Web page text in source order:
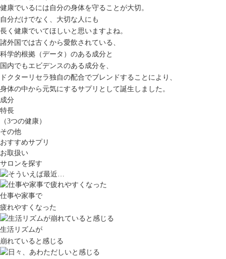
健康でいるには自分の身体を守ることが大切。
自分だけでなく、大切な人にも
長く健康でいてほしいと思いますよね。
諸外国では古くから愛飲されている、
科学的根拠（データ）のある成分と
国内でもエビデンスのある成分を、
ドクターリセラ独自の配合でブレンドすることにより、
身体の中から元気にするサプリとして誕生しました。
成分
特長
（3つの健康）
その他
おすすめサプリ
お取扱い
サロンを探す
仕事や家事で
疲れやすくなった
生活リズムが
崩れていると感じる